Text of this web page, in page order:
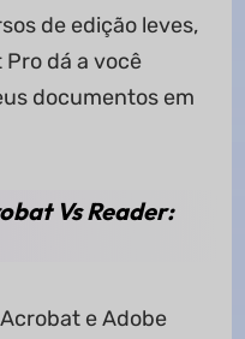
de edição leves,
dá a você
documentos em
Vs Reader:
e Adobe